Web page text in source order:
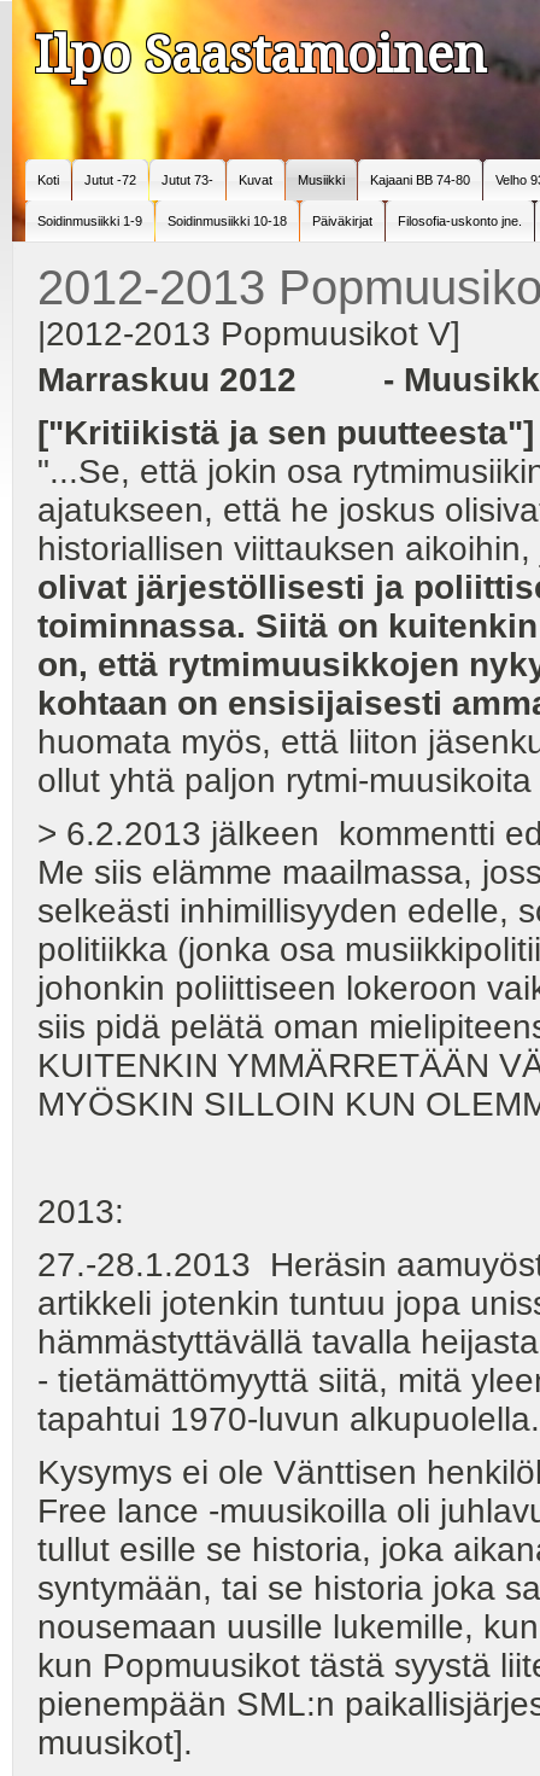
Ilpo Saastamoinen
Koti Jutut -72 Jutut 73- Kuvat Musiikki Kajaani BB 74-80 Velho
Soidinmusiikki 1-9 Soidinmusiikki 10-18 Päiväkirjat Filosofia-uskonto jne.
2012-2013
|2012-2013 Popmuusikot V]
Marraskuu 2012 - Muusikko
["Kritiikistä ja sen puutteesta"]
"...Se, että jokin osa
ajatukseen, että he joskus
historiallisen viittauksen
olivat järjestöllisesti ja
toiminnassa. Siitä on
on, että rytmimuusikkojen
kohtaan on ensisijaisesti
huomata myös, että liiton
ollut yhtä paljon rytmi-
> 6.2.2013 jälkeen kommentti
Me siis elämme maailmassa,
selkeästi inhimillisyyden edelle,
politiikka (jonka osa
johonkin poliittiseen lokeroon
siis pidä pelätä oman
KUITENKIN YMMÄRRETÄÄN
MYÖSKIN SILLOIN KUN
2013:
27.-28.1.2013 Heräsin
artikkeli jotenkin tuntuu jopa
hämmästyttävällä tavalla
- tietämättömyyttä siitä, mitä
tapahtui 1970-luvun alkupuolella.
Kysymys ei ole Vänttisen
Free lance -muusikoilla oli
tullut esille se historia, joka
syntymään, tai se historia joka
nousemaan uusille lukemille,
kun Popmuusikot tästä syystä
pienempään SML:n
muusikot].